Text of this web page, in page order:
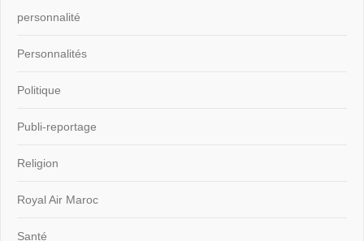
personnalité
Personnalités
Politique
Publi-reportage
Religion
Royal Air Maroc
Santé